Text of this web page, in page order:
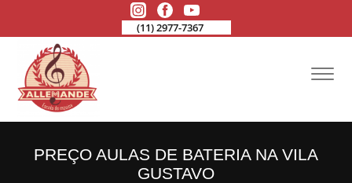
(11) 2977-7367
PREÇO AULAS DE BATERIA NA VILA
GUSTAVO